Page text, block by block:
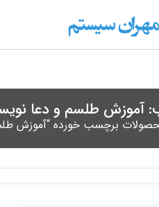
آموزش طلسم و دعا
برچسب خورده “آموزش